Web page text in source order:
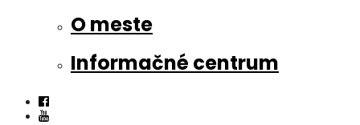
O meste
Informačné centrum